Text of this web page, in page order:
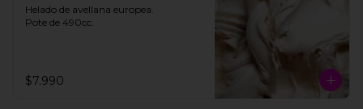
Helado de avellana europea.
Pote de 490cc.
$7.990